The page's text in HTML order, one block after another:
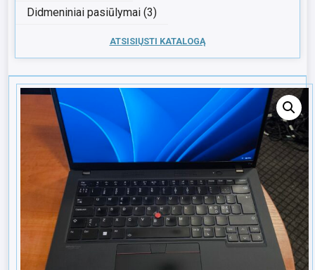
Didmeniniai pasiūlymai (3)
ATSISIŲSTI KATALOGĄ